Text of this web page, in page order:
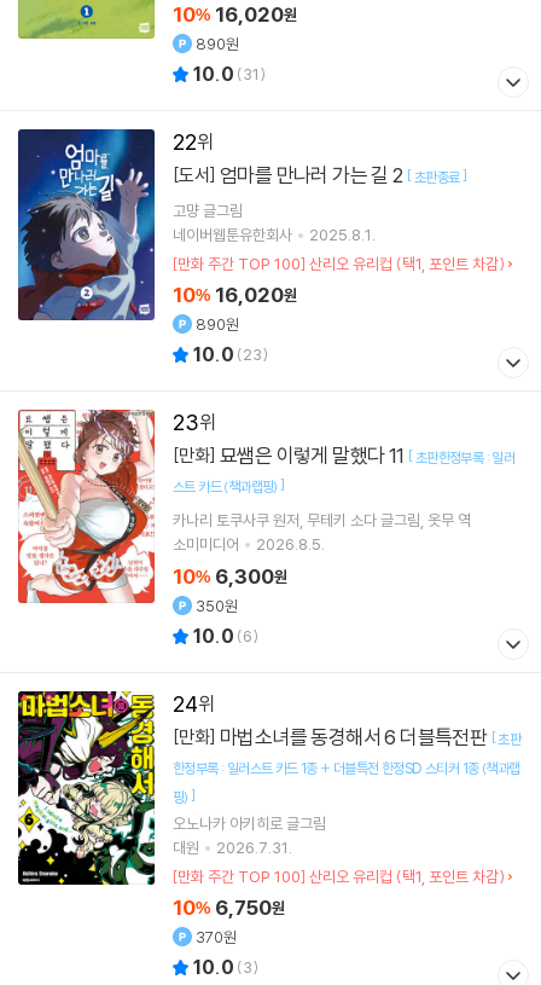
10% 16,020원
890원
10.0 (31)
22
[도서] 엄마를 만나러 가는 길 2 [초판종료]
고먕글그림
네이버웹툰유한회사
2025.8.1.
[만화 주간 TOP 100] 산리오 유리컵 (택1, 포인트 차감)
10% 16,020원
890원
10.0 (23)
23
[만화] 묘쌤은 이렇게 말했다 11 [초판한정부록 : 일러
스트 카드 (책과랩핑) ]
카나리 토쿠사쿠원저 무테키 소다글그림 옷무 역
소미미디어
2026.8.5.
10% 6,300원
350원
10.0 (6)
24
[만화] 마법소녀를 동경해서 6 더블특전판 [초판
한정부록 : 일러스트 카드 1종 + 더블특전 한정SD 스티커 1종 (책과랩
핑) ]
오노나카 아키히로 글그림
대원
2026.7.31.
[만화 주간 TOP 100] 산리오 유리컵 (택1, 포인트 차감)
10% 6,750원
370원
10.0 (3)